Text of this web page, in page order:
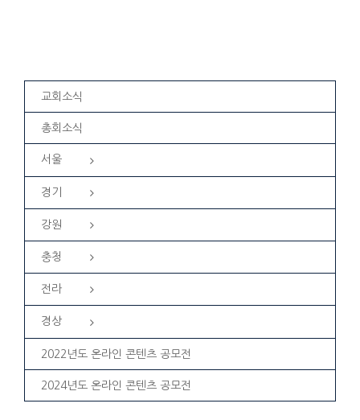
교회소식
총회소식
서울
경기
강원
충청
전라
경상
2022년도 온라인 콘텐츠 공모전
2024년도 온라인 콘텐츠 공모전